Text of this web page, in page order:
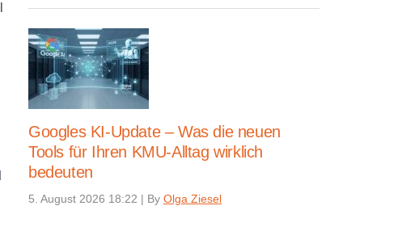
Googles KI-Update – Was die neuen
Tools für Ihren KMU-Alltag wirklich
bedeuten
5. August 2026 18:22 | By Olga Ziesel